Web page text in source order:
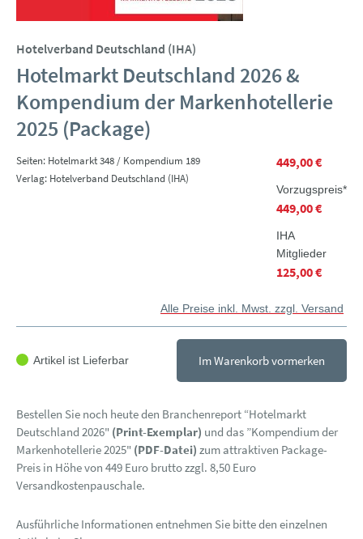
Hotelverband Deutschland (IHA)
Hotelmarkt Deutschland 2026 &
Kompendium der Markenhotellerie
2025 (Package)
Seiten: Hotelmarkt 348 / Kompendium 189
Verlag: Hotelverband Deutschland (IHA)
449,00 €
Vorzugspreis*
449,00 €
IHA
Mitglieder
125,00 €
Alle Preise inkl. Mwst. zzgl. Versand
Artikel ist Lieferbar Im Warenkorb vormerken
Bestellen Sie noch heute den Branchenreport “Hotelmarkt
Deutschland 2026" (Print-Exemplar) und das ”Kompendium der
Markenhotellerie 2025" (PDF-Datei) zum attraktiven Package-
Preis in Höhe von 449 Euro brutto zzgl. 8,50 Euro
Versandkostenpauschale.
Ausführliche Informationen entnehmen Sie bitte den einzelnen